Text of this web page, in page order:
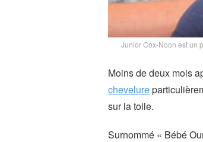
Junior Cox-Noon est un
Moins de deux mois
chevelure
sur la toile.
Surnommé « Bébé